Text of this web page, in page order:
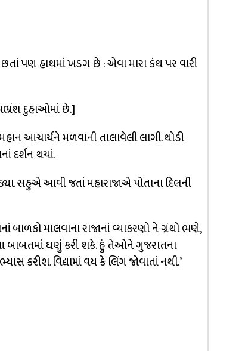
પણ હાથમાં ખડગ છે : એવા મારા કંથ પર વારી
દુહાઓમાં છે.]
આચાર્યને મળવાની તાલાવેલી લાગી. થોડી
દર્શન થયાં.
સહુએ આવી જતાં મહારાજાએ પોતાના દિલની
બાળકો માલવાના રાજાનાં વ્યાકરણો ને ગ્રંથો ભણે,
આ બાબતમાં ઘણું કરી શકે. હું તેઓને ગુજરાતના
કરીશ. વિદ્યામાં વય કે લિંગ જોવાતાં નથી.’